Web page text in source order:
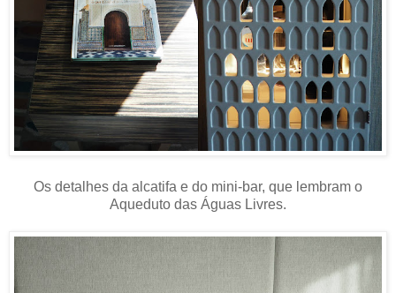
Os detalhes da alcatifa e do mini-bar, que lembram o
Aqueduto das Águas Livres.